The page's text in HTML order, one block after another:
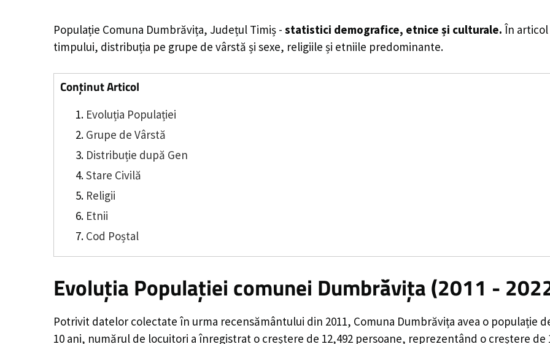
Populație Comuna Dumbrăvița, Județul Timiș - statistici demografice, etnice și culturale. În
timpului, distribuția pe grupe de vârstă și sexe, religiile și etniile predominante.
Conținut Articol
Evoluția Populației
Grupe de Vârstă
Distribuție după Gen
Stare Civilă
Religii
Etnii
Cod Poștal
Evoluția Populației comunei Dumbrăvița (2011 -
Potrivit datelor colectate în urma recensământului din 2011, Comuna Dumbrăvița avea o populație
10 ani, numărul de locuitori a înregistrat o creștere de 12,492 persoane, reprezentând o creștere de